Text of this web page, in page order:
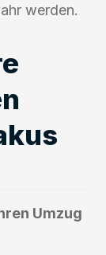
werden.
Umzug